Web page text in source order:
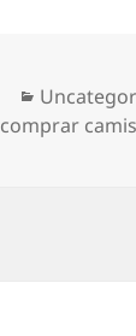
Categorías
comprar